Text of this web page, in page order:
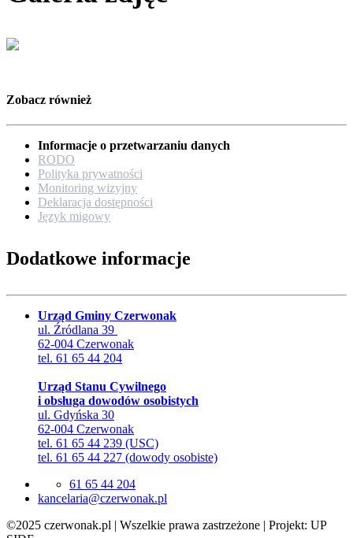
Zobacz również
Informacje o przetwarzaniu danych
RODO
Polityka prywatności
Monitoring wizyjny
Deklaracja dostępności
Język migowy
Dodatkowe informacje
Urząd Gminy Czerwonak
ul. Źródlana 39
62-004 Czerwonak
tel. 61 65 44 204
Urząd Stanu Cywilnego
i obsługa dowodów osobistych
ul. Gdyńska 30
62-004 Czerwonak
tel. 61 65 44 239 (USC)
tel. 61 65 44 227 (dowody osobiste)
61 65 44 204
lp.kanowrezc@airalecnak
©2025 czerwonak.pl | Wszelkie prawa zastrzeżone | Projekt: UP